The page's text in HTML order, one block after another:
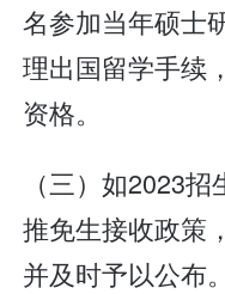
名参加当年硕士
理出国留学手续
资格。
（三）如2023
推免生接收政策
并及时予以公布。